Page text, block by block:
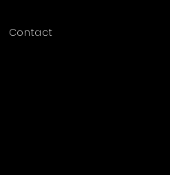
Contact